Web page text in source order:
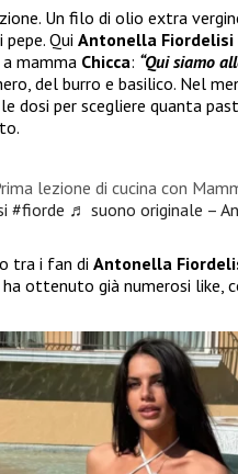
Un filo di olio extra
Qui Antonella Fiordelisi
mamma Chicca: “Qui siamo
del burro e basilico. Nel
dosi per scegliere quanta
lezione di cucina con
#fiorde ♬ suono originale –
tra i fan di Antonella
ottenuto già numerosi like,